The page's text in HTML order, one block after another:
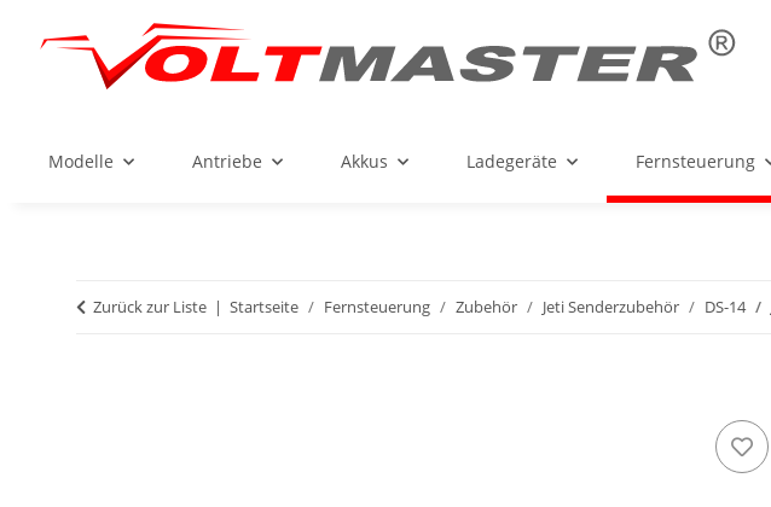
Modelle Antriebe Akkus Ladegeräte Fernsteuerung
Zurück zur Liste Startseite Fernsteuerung Zubehör Jeti Senderzubehör DS-14